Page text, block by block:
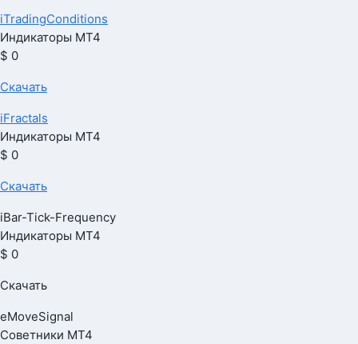
iTradingConditions
Индикаторы МТ4
$ 0
Скачать
iFractals
Индикаторы МТ4
$ 0
Скачать
iBar-Tick-Frequency
Индикаторы МТ4
$ 0
Скачать
eMoveSignal
Советники МТ4